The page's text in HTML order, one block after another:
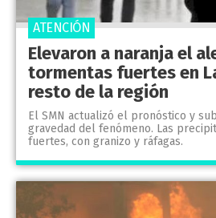
Elevaron a naranja el
tormentas fuertes en
resto de la región
El SMN actualizó el pronóstico y
gravedad del fenómeno. Las
fuertes, con granizo y ráfagas.
ATENCIÓN